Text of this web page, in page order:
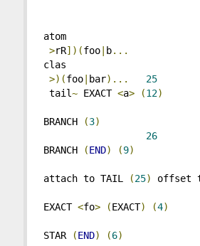
atom
>rR])(foo| b...
clas
>)(foo| bar)...
25
tail~ EXACT <a> (12)
BRANCH
(3)
26
BRANCH
(END) (9)
attach to TAIL
(25) offset
EXACT <fo> (EXACT) (4)
STAR
(END) (6)